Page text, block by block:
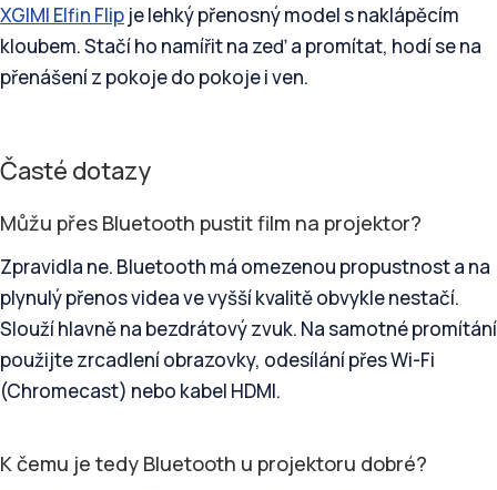
XGIMI Elfin Flip je lehký přenosný model s naklápěcím
kloubem. Stačí ho namířit na zeď a promítat, hodí se na
přenášení z pokoje do pokoje i ven.
Časté dotazy
Můžu přes Bluetooth pustit film na projektor?
Zpravidla ne. Bluetooth má omezenou propustnost a na
plynulý přenos videa ve vyšší kvalitě obvykle nestačí.
Slouží hlavně na bezdrátový zvuk. Na samotné promítání
použijte zrcadlení obrazovky, odesílání přes Wi-Fi
(Chromecast) nebo kabel HDMI.
K čemu je tedy Bluetooth u projektoru dobré?